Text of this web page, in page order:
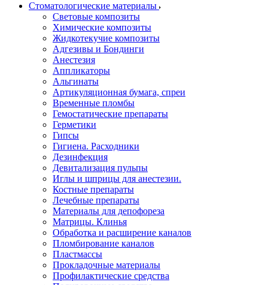
Стоматологические материалы
Световые композиты
Химические композиты
Жидкотекучие композиты
Адгезивы и Бондинги
Анестезия
Аппликаторы
Альгинаты
Артикуляционная бумага, спреи
Временные пломбы
Гемостатические препараты
Герметики
Гипсы
Гигиена. Расходники
Дезинфекция
Девитализация пульпы
Иглы и шприцы для анестезии.
Костные препараты
Лечебные препараты
Материалы для депофореза
Матрицы. Клинья
Обработка и расширение каналов
Пломбирование каналов
Пластмассы
Прокладочные материалы
Профилактические средства